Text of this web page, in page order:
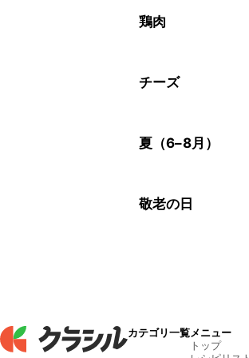
鶏肉
チーズ
夏（6–8月）
敬老の日
カテゴリ一覧メニュー
トップ